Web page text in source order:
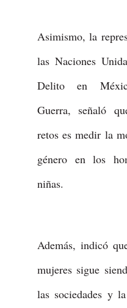
Asimismo, la
las Naciones
Delito en
Guerra, señaló
retos es medir la
género en los
niñas.
Además, indicó
mujeres sigue
las sociedades y